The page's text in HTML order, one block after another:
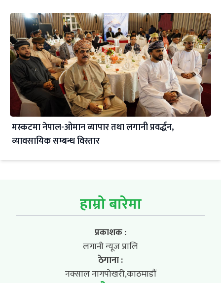
मस्कटमा नेपाल-ओमान व्यापार तथा लगानी प्रवर्द्धन,
व्यावसायिक सम्बन्ध विस्तार
हाम्रो बारेमा
प्रकाशक :
लगानी न्यूज प्रालि
ठेगाना :
नक्साल नागपोखरी,काठमाडौं